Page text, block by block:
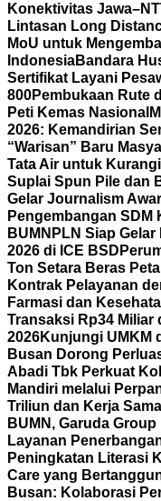
Konektivitas
Lintasan Long
MoU untuk
IndonesiaBandara
Sertifikat Layani
800Pembukaan Rute
Peti Kemas Nasional
2026: Kemandirian
“Warisan” Baru
Tata Air untuk
Suplai Spun Pile dan
Gelar Journalism
Pengembangan
BUMN PLN Siap
2026 di ICE BSD
Ton Setara Beras
Kontrak Pelayanan
Farmasi dan
Transaksi Rp34 Miliar
2026Kunjungi UMKM
Busan Dorong
Abadi Tbk Perkuat
Mandiri melalui
Triliun dan Kerja
BUMN, Garuda
Layanan
Peningkatan Literasi
Care yang
Busan: Kolaborasi